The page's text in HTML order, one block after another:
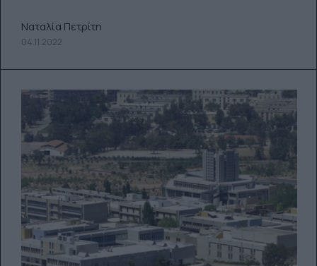
Ναταλία Πετρίτη
04.11.2022